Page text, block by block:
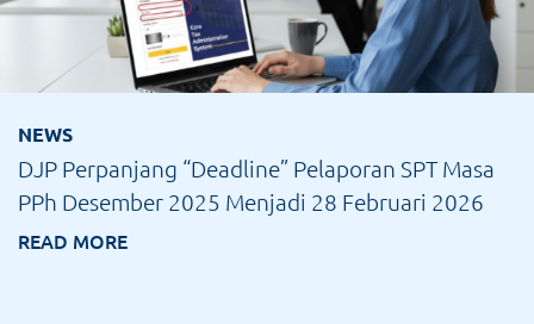
NEWS
DJP Perpanjang “Deadline” Pelaporan SPT Masa
PPh Desember 2025 Menjadi 28 Februari 2026
READ MORE